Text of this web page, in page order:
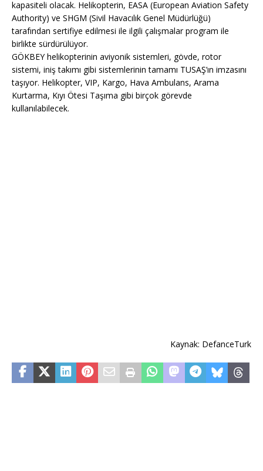
kapasiteli olacak. Helikopterin, EASA (European Aviation Safety
Authority) ve SHGM (Sivil Havacılık Genel Müdürlüğü)
tarafından sertifiye edilmesi ile ilgili çalışmalar program ile
birlikte sürdürülüyor.
GÖKBEY helikopterinin aviyonik sistemleri, gövde, rotor
sistemi, iniş takımı gibi sistemlerinin tamamı TUSAŞ’ın imzasını
taşıyor. Helikopter, VIP, Kargo, Hava Ambulans, Arama
Kurtarma, Kıyı Ötesi Taşıma gibi birçok görevde
kullanılabilecek.
Kaynak: DefanceTurk